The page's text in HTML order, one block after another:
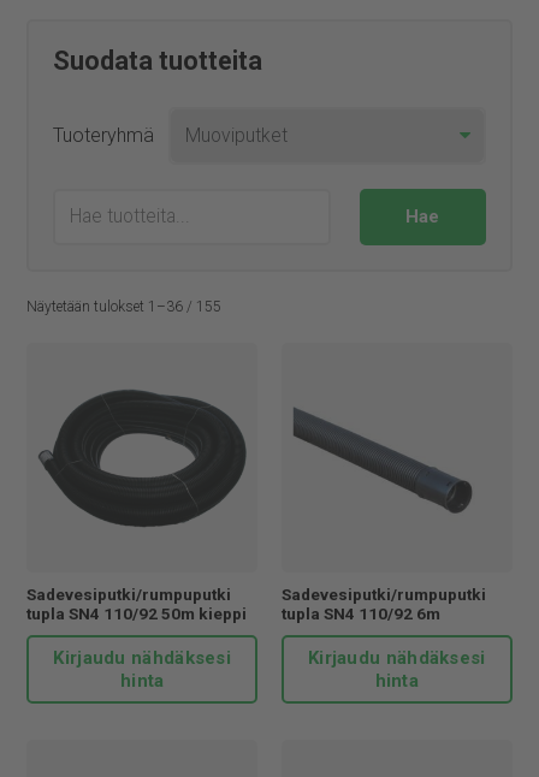
Suodata tuotteita
Tuoteryhmä
Näytetään tulokset 1–36 / 155
Sadevesiputki/rumpuputki
tupla SN4 110/92 50m kieppi
Kirjaudu nähdäksesi
hinta
Sadevesiputki/rumpuputki
tupla SN4 110/92 6m
Kirjaudu nähdäksesi
hinta